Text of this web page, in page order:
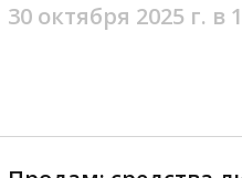
30 октября 2025 г. в